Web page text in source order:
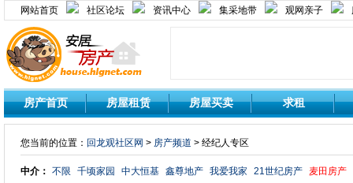
网站首页 社区论坛 资讯中心 集采地带 观网亲子
房产首页 房屋租赁 房屋买卖 求租
您当前的位置： 回龙观社区网 > 房产频道 > 经纪人专区
中介： 不限 千顷家园 中大恒基 鑫尊地产 我爱我家 21世纪房产 麦田房产